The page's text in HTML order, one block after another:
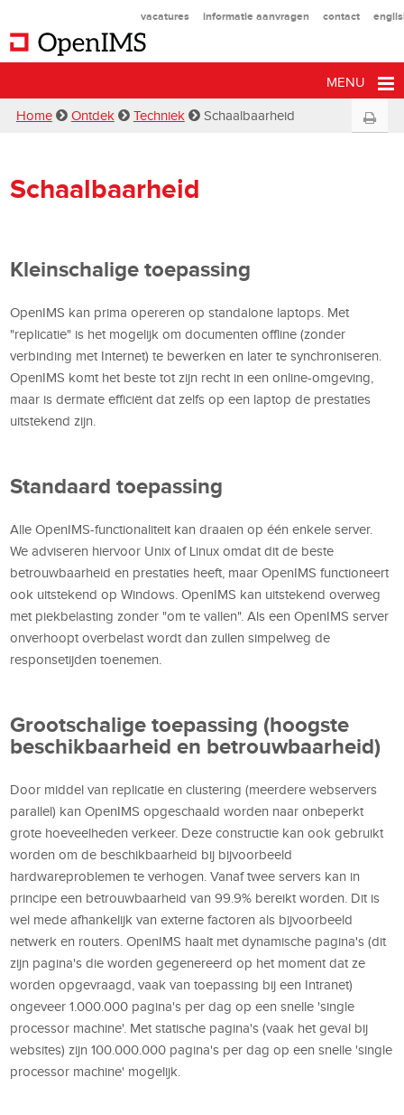
vacatures informatie aanvragen contact
MENU
Home Ontdek Techniek Schaalbaarheid
Schaalbaarheid
Kleinschalige toepassing
OpenIMS kan prima opereren op standalone laptops. Met
"replicatie" is het mogelijk om documenten offline (zonder
verbinding met Internet) te bewerken en later te synchroniseren.
OpenIMS komt het beste tot zijn recht in een online-omgeving,
maar is dermate efficiënt dat zelfs op een laptop de prestaties
uitstekend zijn.
Standaard toepassing
Alle OpenIMS-functionaliteit kan draaien op één enkele server.
We adviseren hiervoor Unix of Linux omdat dit de beste
betrouwbaarheid en prestaties heeft, maar OpenIMS functioneert
ook uitstekend op Windows. OpenIMS kan uitstekend overweg
met piekbelasting zonder "om te vallen". Als een OpenIMS server
onverhoopt overbelast wordt dan zullen simpelweg de
responsetijden toenemen.
Grootschalige toepassing (hoogste
beschikbaarheid en betrouwbaarheid)
Door middel van replicatie en clustering (meerdere webservers
parallel) kan OpenIMS opgeschaald worden naar onbeperkt
grote hoeveelheden verkeer. Deze constructie kan ook gebruikt
worden om de beschikbaarheid bij bijvoorbeeld
hardwareproblemen te verhogen. Vanaf twee servers kan in
principe een betrouwbaarheid van 99.9% bereikt worden. Dit is
wel mede afhankelijk van externe factoren als bijvoorbeeld
netwerk en routers. OpenIMS haalt met dynamische pagina's (dit
zijn pagina's die worden gegenereerd op het moment dat ze
worden opgevraagd, vaak van toepassing bij een Intranet)
ongeveer 1.000.000 pagina's per dag op een snelle 'single
processor machine'. Met statische pagina's (vaak het geval bij
websites) zijn 100.000.000 pagina's per dag op een snelle 'single
processor machine' mogelijk.